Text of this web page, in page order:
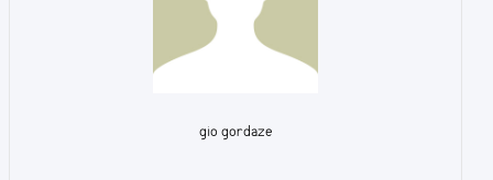
gio gordaze